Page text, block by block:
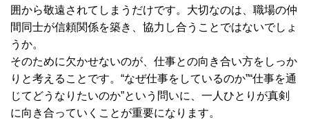
囲から敬遠されてしまうだけです。大切なのは、職場の仲
間同士が信頼関係を築き、協力し合うことではないでしょ
うか。
そのために欠かせないのが、仕事との向き合い方をしっか
りと考えることです。“なぜ仕事をしているのか”“仕事を通
じてどうなりたいのか”という問いに、一人ひとりが真剣
に向き合っていくことが重要になります。